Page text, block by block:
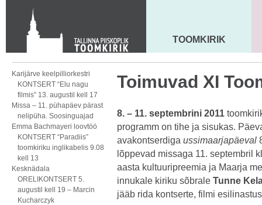
KONTAKT
Toom-Kooli 6, 10130 TALLINN
tallinna.toom@eelk.ee
MAARJA KIRIK
TOOMKIRIK
Karijärve keelpilliorkestri
KONTSERT “Elu nagu
filmis” 13. augustil kell 17
Missa – 11. pühapäev pärast
nelipüha. Soosinguajad
Emma Bachmayeri loovtöö
KONTSERT “Paradiis”
toomkiriku inglikabelis 9.08
kell 13
Kesknädala
ORELIKONTSERT 5.
augustil kell 19 – Marcin
Kucharczyk
Toimuvad XI
8. – 11. septembrini 2011
programm on tihe ja sisukas.
avakontserdiga ussimaarjapäeval
lõppevad missaga 11. septembril
aasta kultuuripreemia ja Maarja
innukale kiriku sõbrale Tunne
jääb rida kontserte, filmi